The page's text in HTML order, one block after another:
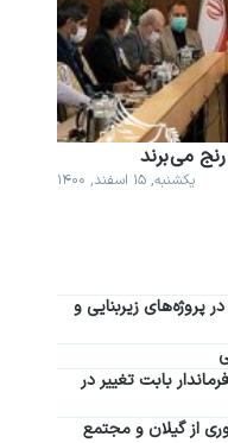
می برند
یکشنبه, ۱۵ اسفند, ۱۴۰۰
در پروژه‌های زیربنایی و
بابت تغییر در
از گیلان و مجتمع